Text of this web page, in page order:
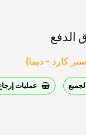
الدفع
كارد - ديما)
عمليات